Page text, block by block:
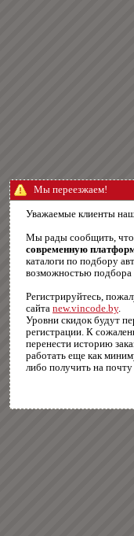
Мы переезжаем!
Уважаемые клиенты
Мы рады сообщить,
современную
каталоги по подбору
возможностью подбора
Регистрируйтесь,
сайта new.vincode.by.
Уровни скидок будут
регистрации. К
перенести историю
работать еще как
либо получить на